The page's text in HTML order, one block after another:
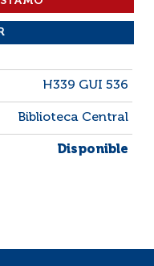
H339 GUI 536
Biblioteca Central
Disponible